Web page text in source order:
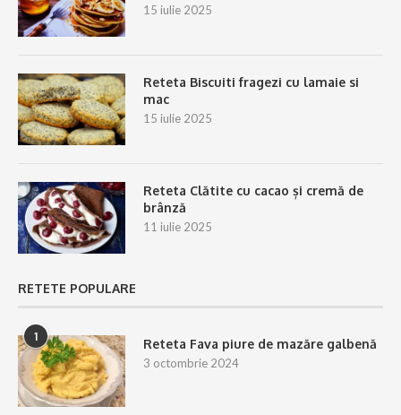
15 iulie 2025
Reteta Biscuiti fragezi cu lamaie si
mac
15 iulie 2025
Reteta Clătite cu cacao și cremă de
brânză
11 iulie 2025
RETETE POPULARE
1
Reteta Fava piure de mazăre galbenă
3 octombrie 2024